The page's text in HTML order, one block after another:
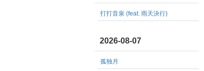
打打音泉 (feat. 雨天決行)
2026-08-07
孤独月